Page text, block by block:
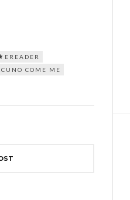
EREADER
COME ME